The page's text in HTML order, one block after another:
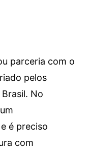
parceria com o
pelos
No
é preciso
com